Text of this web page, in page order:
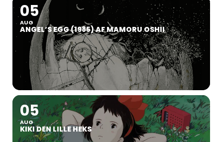
05
AUG
ANGEL’S EGG (1985) AF MAMORU OSHII
05
AUG
KIKI DEN LILLE HEKS